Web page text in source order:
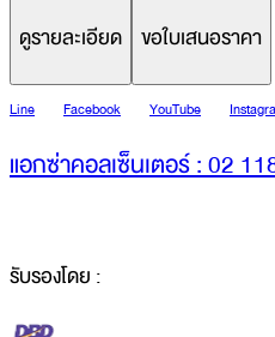
ดูรายละเอียด ขอใบเสนอราคา
Line Facebook YouTube
แอกซ่าคอลเซ็นเตอร์ : 02
รับรองโดย :